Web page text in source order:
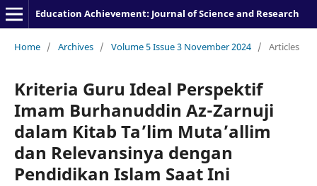
Education Achievement: Journal of Science and Research
Home / Archives / Volume 5 Issue 3 November 2024 / Articles
Kriteria Guru Ideal Perspektif
Imam Burhanuddin Az-Zarnuji
dalam Kitab Ta’lim Muta’allim
dan Relevansinya dengan
Pendidikan Islam Saat Ini